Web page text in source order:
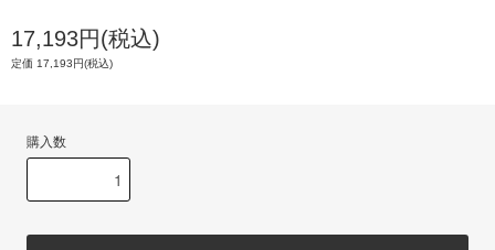
17,193円(税込)
定価 17,193円(税込)
購入数